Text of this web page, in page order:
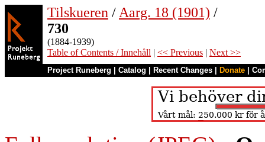
Tilskueren / Aarg. 18 (1901) /
730
(1884-1939)
Table of Contents / Innehåll | << Previous | Next >>
Project Runeberg Catalog Recent Changes Donate